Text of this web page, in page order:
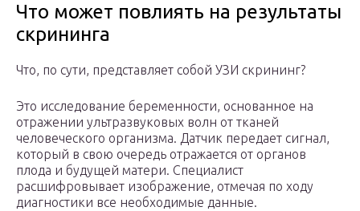
Что может повлиять на результаты
скрининга
Что, по сути, представляет собой УЗИ скрининг?
Это исследование беременности, основанное на
отражении ультразвуковых волн от тканей
человеческого организма. Датчик передает сигнал,
который в свою очередь отражается от органов
плода и будущей матери. Специалист
расшифровывает изображение, отмечая по ходу
диагностики все необходимые данные.